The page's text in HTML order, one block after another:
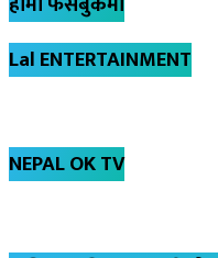
Lal ENTERTAINMENT
NEPAL OK TV